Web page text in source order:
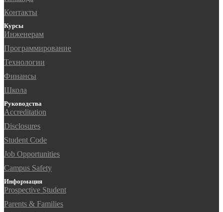
Контакты
Курсы
Инженерам
Программирование
Технологии
Финансы
Школа
Руководства
Accreditation
Disclosures
Student Code
Job Opportunities
Campus Safety
Информация
Prospective Student
Parents & Families